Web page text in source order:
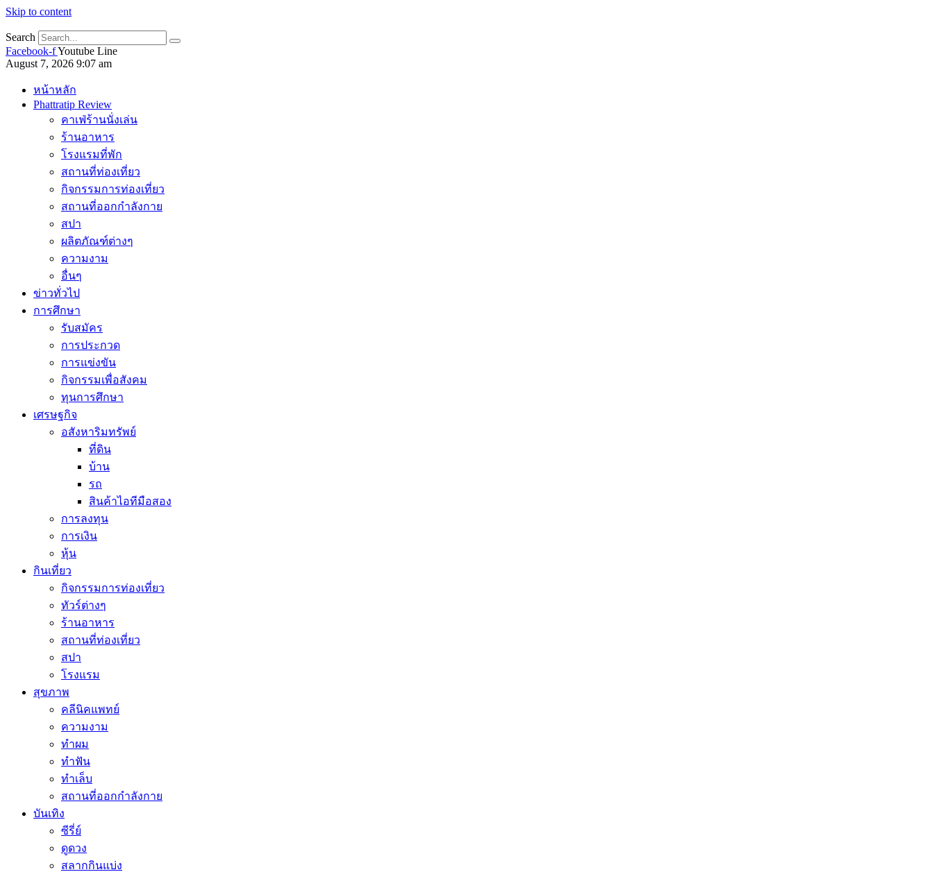
Skip to content
Search
Facebook-fYoutube Line
August 7, 2026 9:07 am
หน้าหลัก
Phattratip Review
คาเฟ่ร้านนั่งเล่น
ร้านอาหาร
โรงแรมที่พัก
สถานที่ท่องเที่ยว
กิจกรรมการท่องเที่ยว
สถานที่ออกกำลังกาย
สปา
ผลิตภัณฑ์ต่างๆ
ความงาม
อื่นๆ
ข่าวทั่วไป
การศึกษา
รับสมัคร
การประกวด
การแข่งขัน
กิจกรรมเพื่อสังคม
ทุนการศึกษา
เศรษฐกิจ
อสังหาริมทรัพย์
ที่ดิน
บ้าน
รถ
สินค้าไอทีมือสอง
การลงทุน
การเงิน
หุ้น
กินเที่ยว
กิจกรรมการท่องเที่ยว
ทัวร์ต่างๆ
ร้านอาหาร
สถานที่ท่องเที่ยว
สปา
โรงแรม
สุขภาพ
คลีนิคแพทย์
ความงาม
ทำผม
ทำฟัน
ทำเล็บ
สถานที่ออกกำลังกาย
บันเทิง
ซีรี่ย์
ดูดวง
สลากกินแบ่ง